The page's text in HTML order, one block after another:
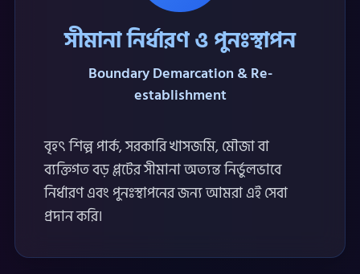
সীমানা নির্ধারণ ও পুনঃস্থাপন
Boundary Demarcation & Re-
establishment
বৃহৎ শিল্প পার্ক, সরকারি খাসজমি, মৌজা বা
ব্যক্তিগত বড় প্লটের সীমানা অত্যন্ত নির্ভুলভাবে
নির্ধারণ এবং পুনঃস্থাপনের জন্য আমরা এই সেবা
প্রদান করি।